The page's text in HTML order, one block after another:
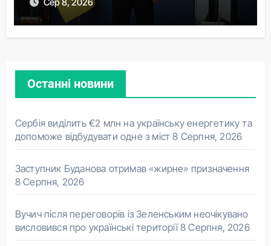
Сер 8, 2026
Останні новини
Сербія виділить €2 млн на українську енергетику та
допоможе відбудувати одне з міст 8 Серпня, 2026
Заступник Буданова отримав «жирне» призначення
8 Серпня, 2026
Вучич після переговорів із Зеленським неочікувано
висловився про українські території 8 Серпня, 2026